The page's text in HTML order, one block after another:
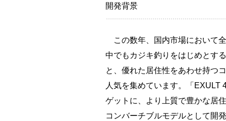
開発背景
この数年、国内市場において
中でもカジキ釣りをはじめとす
と、優れた居住性をあわせ持つ
人気を集めています。「EXULT
ゲットに、より上質で豊かな居
コンバーチブルモデルとして開